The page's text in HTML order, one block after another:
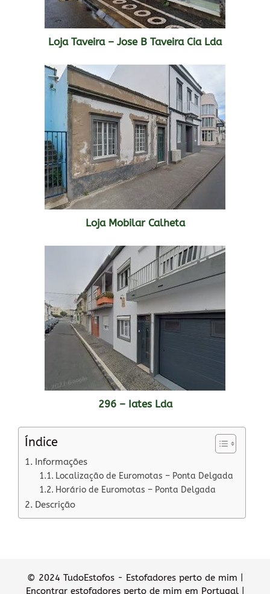
Loja Taveira – Jose B Taveira Cia Lda
Loja Mobilar Calheta
296 – Iates Lda
Índice
Informações
Localização de Euromotas – Ponta Delgada
Horário de Euromotas – Ponta Delgada
Descrição
© 2024 TudoEstofos - Estofadores perto de mim |
Encontrar estofadores perto de mim em Portugal |